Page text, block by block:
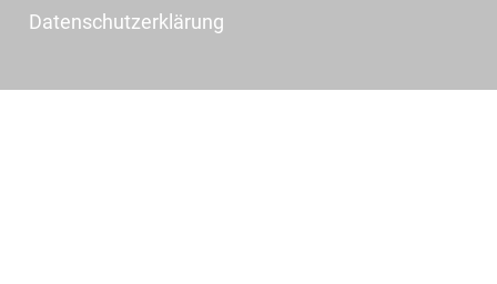
Datenschutzerklärung